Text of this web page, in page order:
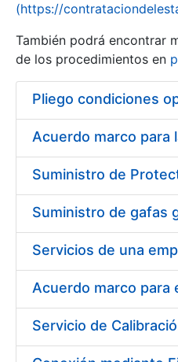
Mostra/Amaga
(https://
También podrá encontrar
de los procedimientos en